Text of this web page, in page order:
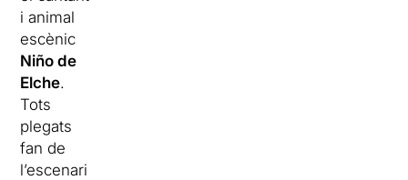
i animal
escènic
Niño de
Elche.
Tots
plegats
fan de
l’escenari